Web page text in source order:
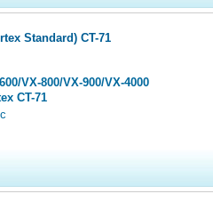
Standard) CT-71
VX-800/VX-900/VX-4000
CT-71